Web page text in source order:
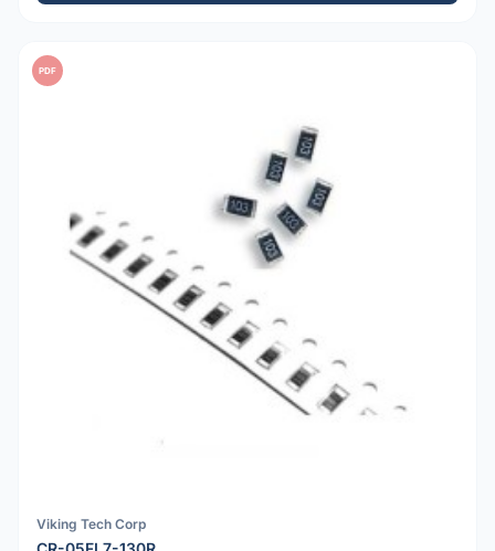
PDF
Viking Tech Corp